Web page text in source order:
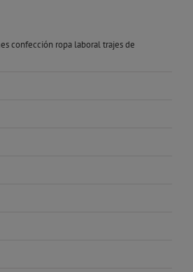
confección ropa laboral trajes de